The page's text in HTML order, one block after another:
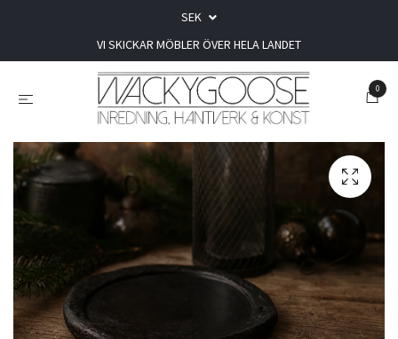
SEK
VI SKICKAR MÖBLER ÖVER HELA LANDET
0